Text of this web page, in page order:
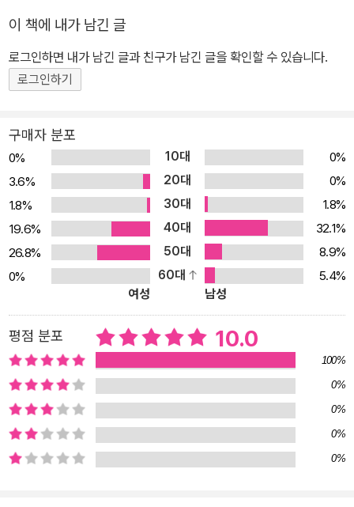
지를 촘촘히 보여주는 영화 「4등」의 시나리오를 쓰고, 각계각층의 사
람들을 만나 인권에 대한 생각을 서로 나누고, 어둠 속에 있어 보이지
않는 그림자와 같은 사람들을 조명하는 글을 여러 매체에 실어왔다.
무엇보다 상담은 언어에 크게 의지해야 하는 일이었다. 그것은, 내 말
은 상상도 못 한 채. “당신 지금 내 이야기 듣고 있는 거야, 내 말 토씨
하나 빠뜨리지 말고 다 받아 적어.” 저자는 말을 듣고 적고 발설하는
일로 하루의 대부분을 보내고 있지만, 사람이 할 말 같지 않은 말, 사
람이라면 주저할 말, 사람에게는 결코 해서는 안 될 말을 자주 듣고,
그런 말에 지쳐 집으로 돌아올 때면 이어폰을 꽂고 음악 재생 버튼을
누른다. 언어가 자취를 감추는 순간 음악이 그 자리를 대신해 말이 튕
겨냈던 감정들은 본연의 모습을 되찾는다. 서른 곡의 노래에 실린 서
악의 말들’과 Side B ‘그늘진 마음의 노래’로 나뉘어 있다. Side A의
글을 읽는 독자들은 아마도 이것이 ‘언어’에 관한 책이 아닌가라고 느
낄 만큼 작가는 말들을 세심히 다루고 있다. 저자는 마치 ‘침묵을 들
어’라고 부드럽게 권하듯이, 말을 잠재우고 음악 목록들을 꺼내든다.
소개되는 곡들은 시대 감수성을 꽤 두드러지게 드러내고, 라디오에서
많이 흘러나오던 것도 있으며, 그 노래를 들어보지 않은 사람이 드물
정도로 시대를 풍미한 것도 있다. 하지만 그 음악들 속엔 글이 있고,
사적이거나 혹은 역사 속 보편적인 기억도 있으며, 나아가 사회 비평
이 책에 내가 남긴 글
로그인하면 내가 남긴 글과 친구가 남긴 글을 확인할 수 있습니다.
로그인하기
구매자 분포
0% 10대
0%
3.6%
20대
0%
1.8%
30대
1.8%
19.6%
40대
32.1%
26.8%
50대
8.9%
0%
60대
5.4%
여성
남성
평점 분포 10.0
100%
0%
0%
0%
0%